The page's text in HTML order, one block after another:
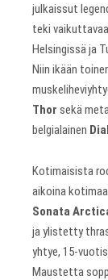
julkaissut
teki
Helsingissä ja
Niin ikään
Thor sekä
belgialainen
Kotimaisista
aikoina
Sonata
ja ylistetty
yhtye, 15-
Maustetta